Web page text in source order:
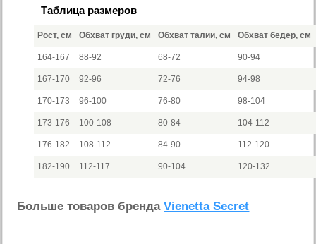
Таблица размеров
Рост, см Обхват груди, см Обхват талии, см Обхват бедер, см
164-167 88-92 68-72 90-94
167-170 92-96 72-76 94-98
170-173 96-100 76-80 98-104
173-176 100-108 80-84 104-112
176-182 108-112 84-90 112-120
182-190 112-117 90-104 120-132
Больше товаров брендаVienetta Secret